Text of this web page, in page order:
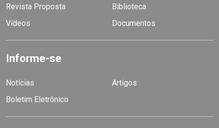
Revista Proposta
Biblioteca
Vídeos
Documentos
Informe-se
Notícias
Artigos
Boletim Eletrônico